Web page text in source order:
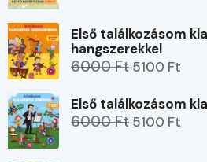
Első találkozásom
hangszerekkel
6000 Ft 5100 Ft
Első találkozásom
6000 Ft 5100 Ft